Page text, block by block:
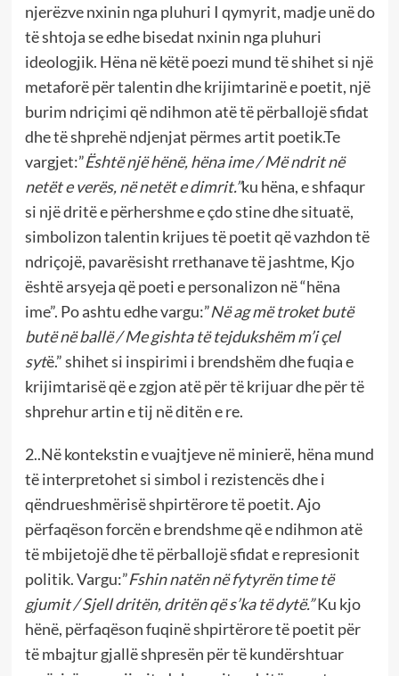
njerëzve nxinin nga pluhuri I qymyrit, madje unë do
të shtoja se edhe bisedat nxinin nga pluhuri
ideologjik. Hëna në këtë poezi mund të shihet si një
metaforë për talentin dhe krijimtarinë e poetit, një
burim ndriçimi që ndihmon atë të përballojë sfidat
dhe të shprehë ndjenjat përmes artit poetik.Te
vargjet:”Është një hënë, hëna ime / Më ndrit në
netët e verës, në netët e dimrit.”ku hëna, e shfaqur
si një dritë e përhershme e çdo stine dhe situatë,
simbolizon talentin krijues të poetit që vazhdon të
ndriçojë, pavarësisht rrethanave të jashtme, Kjo
është arsyeja që poeti e personalizon në “hëna
ime”. Po ashtu edhe vargu:”Në ag më troket butë
butë në ballë / Me gishta të tejdukshëm m’i çel
sytë.” shihet si inspirimi i brendshëm dhe fuqia e
krijimtarisë që e zgjon atë për të krijuar dhe për të
shprehur artin e tij në ditën e re.
2..Në kontekstin e vuajtjeve në minierë, hëna mund
të interpretohet si simbol i rezistencës dhe i
qëndrueshmërisë shpirtërore të poetit. Ajo
përfaqëson forcën e brendshme që e ndihmon atë
të mbijetojë dhe të përballojë sfidat e represionit
politik. Vargu:”Fshin natën në fytyrën time të
gjumit / Sjell dritën, dritën që s’ka të dytë.”Ku kjo
hënë, përfaqëson fuqinë shpirtërore të poetit për
të mbajtur gjallë shpresën për të kundërshtuar